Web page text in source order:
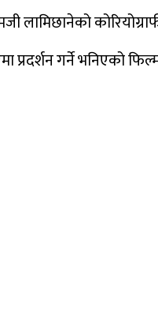
लामिछानेको
प्रदर्शन गर्ने भनिएको